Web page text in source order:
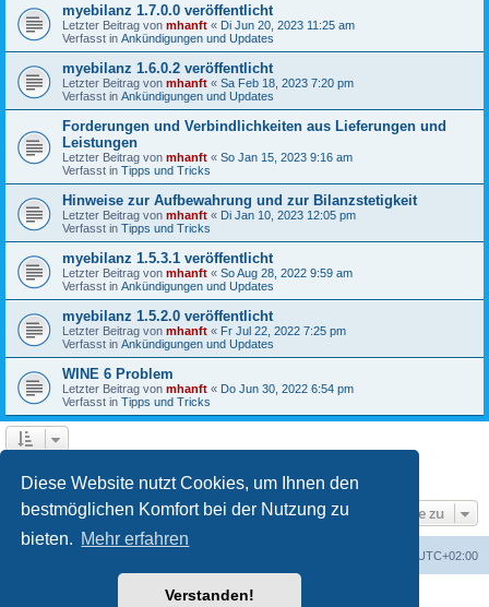
Diese Website nutzt Cookies, um Ihnen den
bestmöglichen Komfort bei der Nutzung zu
bieten. Mehr erfahren
Verstanden!
myebilanz 1.7.0.0 veröffentlicht
Letzter Beitrag von mhanft « Di Jun 20, 2023 11:25 am
Verfasst in Ankündigungen und Updates
myebilanz 1.6.0.2 veröffentlicht
Letzter Beitrag von mhanft « Sa Feb 18, 2023 7:20 pm
Verfasst in Ankündigungen und Updates
Forderungen und Verbindlichkeiten aus Lieferungen und
Leistungen
Letzter Beitrag von mhanft « So Jan 15, 2023 9:16 am
Verfasst in Tipps und Tricks
Hinweise zur Aufbewahrung und zur Bilanzstetigkeit
Letzter Beitrag von mhanft « Di Jan 10, 2023 12:05 pm
Verfasst in Tipps und Tricks
myebilanz 1.5.3.1 veröffentlicht
Letzter Beitrag von mhanft « So Aug 28, 2022 9:59 am
Verfasst in Ankündigungen und Updates
myebilanz 1.5.2.0 veröffentlicht
Letzter Beitrag von mhanft « Fr Jul 22, 2022 7:25 pm
Verfasst in Ankündigungen und Updates
WINE 6 Problem
Letzter Beitrag von mhanft « Do Jun 30, 2022 6:54 pm
Verfasst in Tipps und Tricks
Gehe zu
UTC+02:00
Powered byphpBB® Forum Software © phpBB Limited